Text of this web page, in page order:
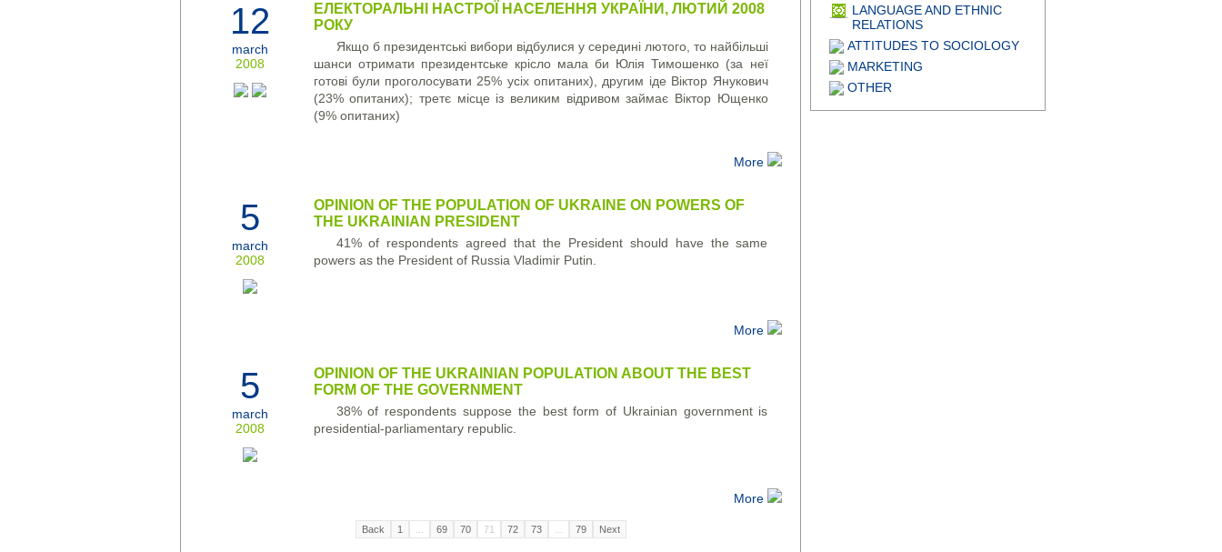
12
march
2008
ЕЛЕКТОРАЛЬНІ НАСТРОЇ НАСЕЛЕННЯ УКРАЇНИ, ЛЮТИЙ 2008
РОКУ
Якщо б президентські вибори відбулися у середині лютого, то найбільші
шанси отримати президентське крісло мала би Юлія Тимошенко (за неї
готові були проголосувати 25% усіх опитаних), другим іде Віктор Янукович
(23% опитаних); третє місце із великим відривом займає Віктор Ющенко
(9% опитаних)
More
5
march
2008
OPINION OF THE POPULATION OF UKRAINE ON POWERS OF
THE UKRAINIAN PRESIDENT
41% of respondents agreed that the President should have the same
powers as the President of Russia Vladimir Putin.
More
5
march
2008
OPINION OF THE UKRAINIAN POPULATION ABOUT THE BEST
FORM OF THE GOVERNMENT
38% of respondents suppose the best form of Ukrainian government is
presidential-parliamentary republic.
More
Back 1 69 70 71 72 73 79 Next
LANGUAGE AND ETHNIC
RELATIONS
ATTITUDES TO SOCIOLOGY
MARKETING
OTHER